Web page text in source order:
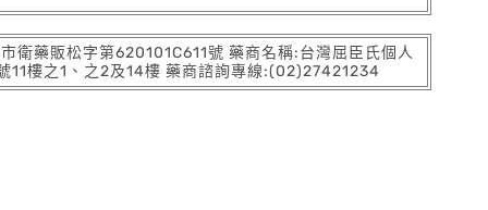
藥販松字第620101C611號 藥商名稱:台灣屈臣氏個人
11樓之1、之2及14樓 藥商諮詢專線:(02)27421234